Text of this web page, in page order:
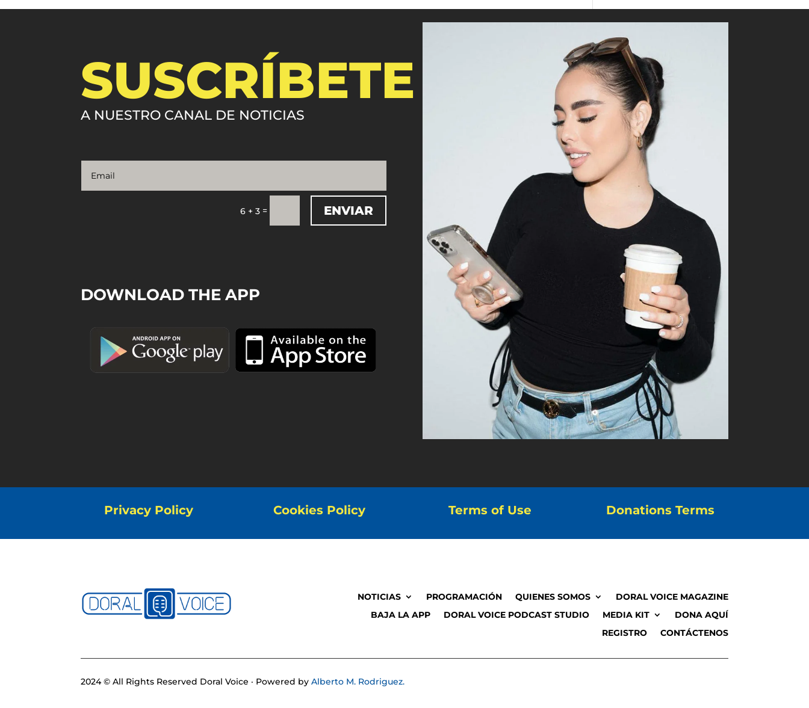
SUSCRÍBETE
A NUESTRO CANAL DE NOTICIAS
6 + 3 = ENVIAR
DOWNLOAD THE APP
Privacy Policy Cookies Policy Terms of Use Donations Terms
NOTICIAS PROGRAMACIÓN QUIENES SOMOS
DORAL VOICE MAGAZINE
BAJA LA APP
DORAL VOICE PODCAST STUDIO MEDIA KIT
DONA AQUÍ
REGISTRO
CONTÁCTENOS
2024 © All Rights Reserved Doral Voice · Powered byAlberto M. Rodriguez.